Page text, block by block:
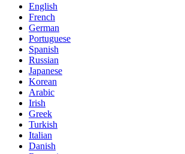
English
French
German
Portuguese
Spanish
Russian
Japanese
Korean
Arabic
Irish
Greek
Turkish
Italian
Danish